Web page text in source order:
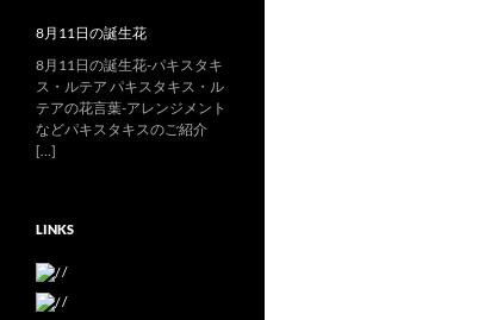
8月11日の誕生花
8月11日の誕生花-パキスタキ
ス・ルテア パキスタキス・ル
テアの花言葉-アレンジメント
などパキスタキスのご紹介
[…]
LINKS
/
/